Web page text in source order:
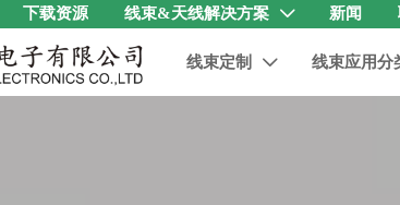
下载资源 线束&天线解决方案  新闻
线束定制  线束应用分